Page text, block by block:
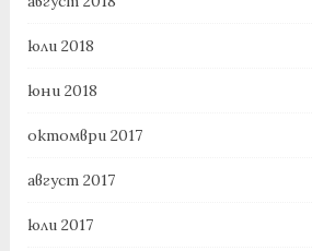
юли 2018
юни 2018
октомври 2017
август 2017
юли 2017